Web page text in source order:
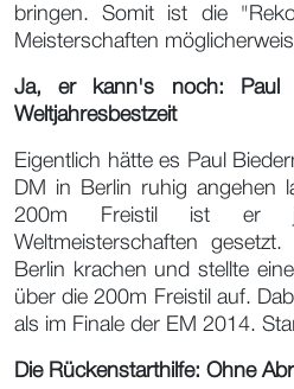
bringen. Somit ist die
Meisterschaften
Ja, er kann's noch: Paul
Weltjahresbestzeit
Eigentlich hätte es Paul
DM in Berlin ruhig angehen
200m Freistil ist er
Weltmeisterschaften
Berlin krachen und stellte
über die 200m Freistil auf.
als im Finale der EM 2014.
Die Rückenstarthilfe: Ohne